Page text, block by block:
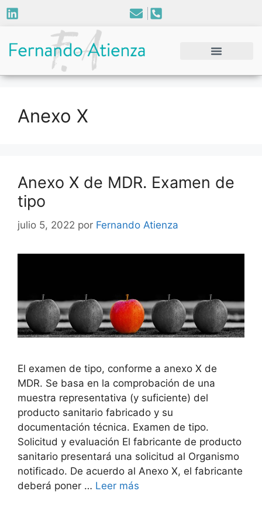
Anexo X
Anexo X de MDR. Examen de
tipo
julio 5, 2022 por Fernando Atienza
El examen de tipo, conforme a anexo X de
MDR. Se basa en la comprobación de una
muestra representativa (y suficiente) del
producto sanitario fabricado y su
documentación técnica. Examen de tipo.
Solicitud y evaluación El fabricante de producto
sanitario presentará una solicitud al Organismo
notificado. De acuerdo al Anexo X, el fabricante
deberá poner … Leer más